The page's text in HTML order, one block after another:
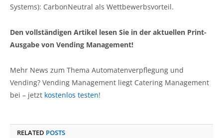
Systems): CarbonNeutral als Wettbewerbsvorteil.
Den vollständigen Artikel lesen Sie in der aktuellen Print-
Ausgabe von Vending Management!
Mehr News zum Thema Automatenverpflegung und
Vending? Vending Management liegt Catering Management
bei – jetzt kostenlos testen!
RELATED POSTS